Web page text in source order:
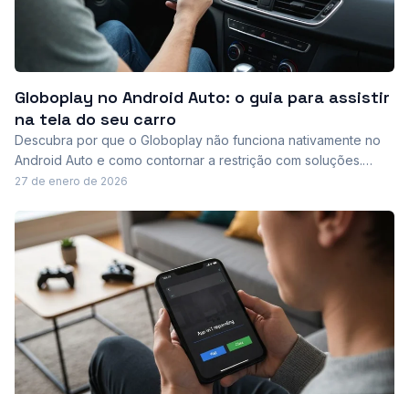
Globoplay no Android Auto: o guia para assistir
na tela do seu carro
Descubra por que o Globoplay não funciona nativamente no
Android Auto e como contornar a restrição com soluções.
Explica o uso de AAAD e Fermata Auto, oferece um passo a
27 de enero de 2026